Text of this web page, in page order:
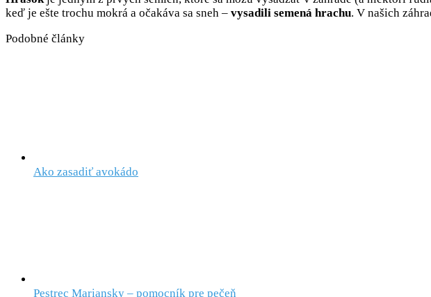
keď je ešte trochu mokrá a očakáva sa sneh – vysadili semená hrachu. V našich
Podobné články
Ako zasadiť avokádo
Pestrec Mariansky – pomocník pre pečeň